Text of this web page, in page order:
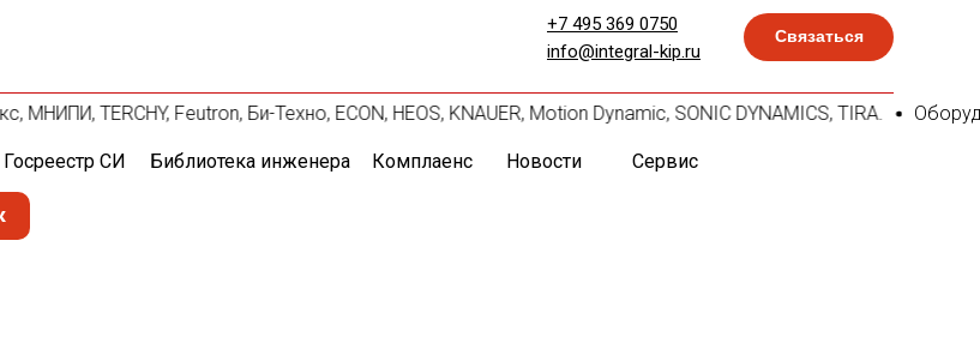
Связаться
+7 495 369 0750
info@integral-kip.ru
TERCHY, Feutron, Би-Техно, ECON, HEOS, KNAUER, Motion Dynamic, SONIC DYNAMICS, TIRA.
Госреестр СИ Библиотека инженера Комплаенс Новости Сервис